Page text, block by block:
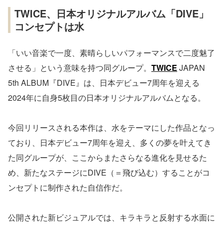
TWICE、日本オリジナルアルバム「DIVE」
コンセプトは水
「いい音楽で一度、素晴らしいパフォーマンスで二度魅了
させる」という意味を持つ同グループ。 TWICE JAPAN
5th ALBUM『DIVE』は、日本デビュー7周年を迎える
2024年に自身5枚目の日本オリジナルアルバムとなる。
今回リリースされる本作は、水をテーマにした作品となっ
ており、日本デビュー7周年を迎え、多くの夢を叶えてき
た同グループが、ここからまたさらなる進化を見せるた
め、新たなステージにDIVE（＝飛び込む）することがコ
ンセプトに制作された自信作だ。
公開された新ビジュアルでは、キラキラと反射する水面に